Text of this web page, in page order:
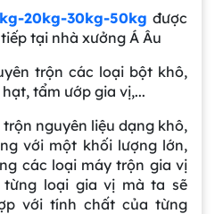
20kg-30kg-50kg được
tại nhà xưởng Á Âu
trộn các loại bột khô,
tẩm ướp gia vị,...
nguyên liệu dạng khô,
với một khối lượng lớn,
các loại máy trộn gia vị
từng loại gia vị mà ta sẽ
với tính chất của từng